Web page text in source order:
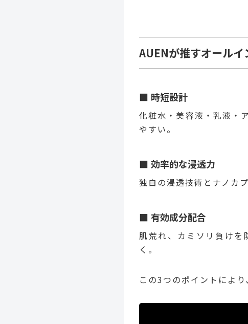
AUENが推すオール
時短設計
化粧水・美容液・乳液・
やすい。
効率的な浸透力
独自の浸透技術とナノカ
有効成分配合
肌荒れ、カミソリ負け
く。
この3つのポイントによ